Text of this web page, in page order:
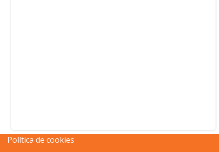
Política de cookies